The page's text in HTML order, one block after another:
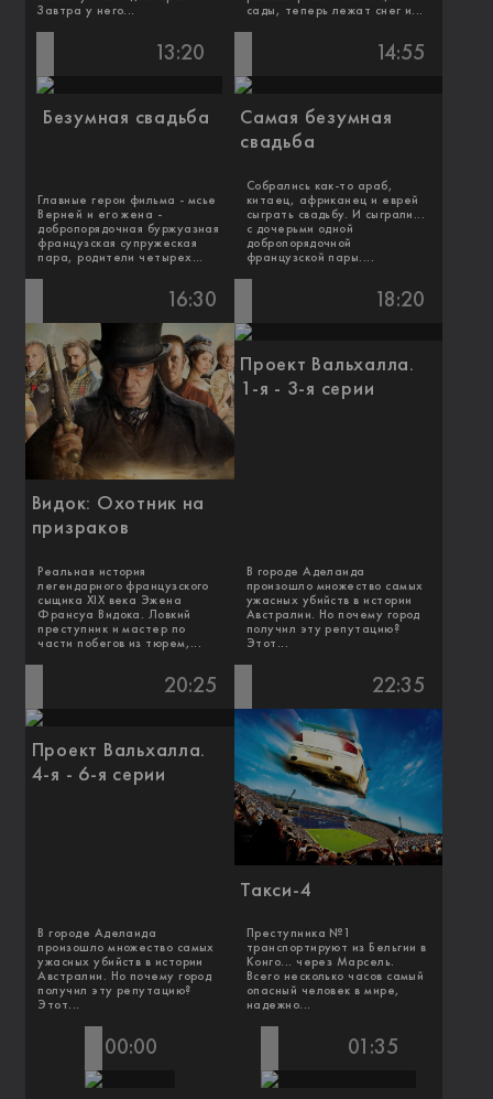
Завтра у него...
сады, теперь лежат снег и...
13:20
Безумная свадьба
Главные герои фильма - мсье
Верней и его жена -
добропорядочная буржуазная
французская супружеская
пара, родители четырех...
14:55
Самая безумная
свадьба
Собрались как-то араб,
китаец, африканец и еврей
сыграть свадьбу. И сыграли...
с дочерьми одной
добропорядочной
французской пары....
16:30
Видок: Охотник на
призраков
Реальная история
легендарного французского
сыщика XIX века Эжена
Франсуа Видока. Ловкий
преступник и мастер по
части побегов из тюрем,...
18:20
Проект Вальхалла.
1-я - 3-я серии
В городе Аделаида
произошло множество самых
ужасных убийств в истории
Австралии. Но почему город
получил эту репутацию?
Этот...
20:25
Проект Вальхалла.
4-я - 6-я серии
В городе Аделаида
произошло множество самых
ужасных убийств в истории
Австралии. Но почему город
получил эту репутацию?
Этот...
22:35
Такси-4
Преступника №1
транспортируют из Бельгии в
Конго... через Марсель.
Всего несколько часов самый
опасный человек в мире,
надежно...
00:00 01:35